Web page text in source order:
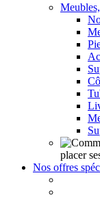
placer
Nos offres